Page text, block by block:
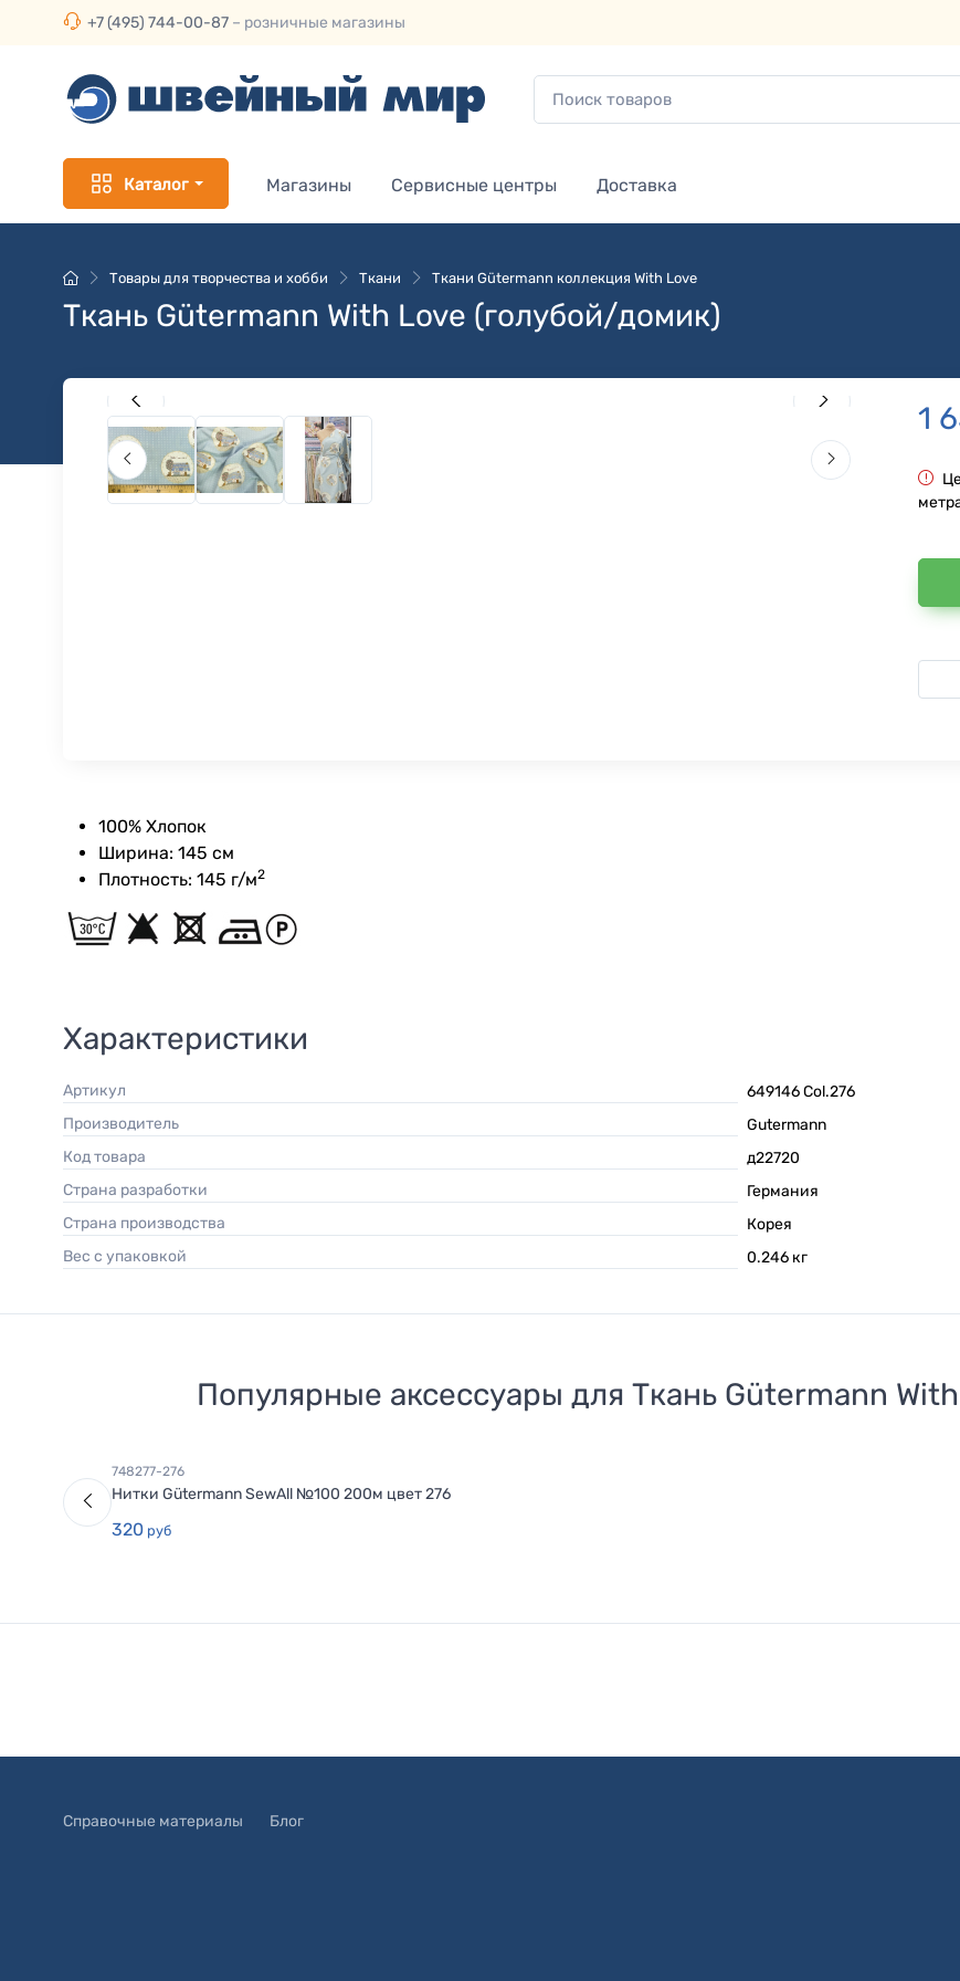
+7 (495) 744-00-87 – розничные магазины
Каталог Магазины Сервисные центры Доставка
Товары для творчества и хобби Ткани Ткани Gütermann коллекция With Love
Ткань Gütermann With Love (голубой/домик)
1
100% Хлопок
Ширина: 145 см
Плотность: 145 г/м2
Характеристики
Артикул
649146 Col.276
Производитель
Gutermann
Код товара
д22720
Страна разработки
Германия
Страна производства
Корея
Вес с упаковкой
0.246 кг
Популярные аксессуары для Ткань Gütermann
748277-276
Нитки Gütermann SewAll №100 200м цвет 276
320 руб
Справочные материалы Блог